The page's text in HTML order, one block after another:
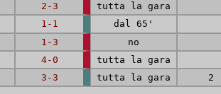
2-3
tutta la gara
1-1
dal 65'
1-3
no
4-0
tutta la gara
3-3 tutta la gara 2